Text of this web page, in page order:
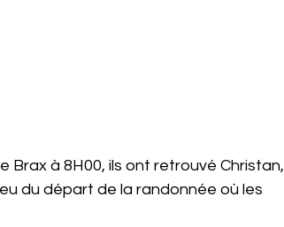
Brax à 8H00, ils ont retrouvé Christan,
du départ de la randonnée où les